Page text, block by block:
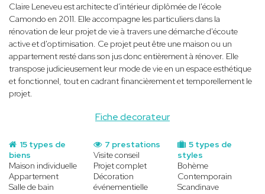
Fiche decorateur
Claire Leneveu est architecte d'intérieur diplômée de l'école
Camondo en 2011. Elle accompagne les particuliers dans la
rénovation de leur projet de vie à travers une démarche d'écoute
active et d'optimisation. Ce projet peut être une maison ou un
appartement resté dans son jus donc entièrement à rénover. Elle
transpose judicieusement leur mode de vie en un espace esthétique
et fonctionnel, tout en cadrant financièrement et temporellement le
projet.
15 types de
biens
Maison individuelle
Appartement
Salle de bain
5 types de
styles
Bohème
Contemporain
Scandinave
7 prestations
Visite conseil
Projet complet
Décoration
événementielle